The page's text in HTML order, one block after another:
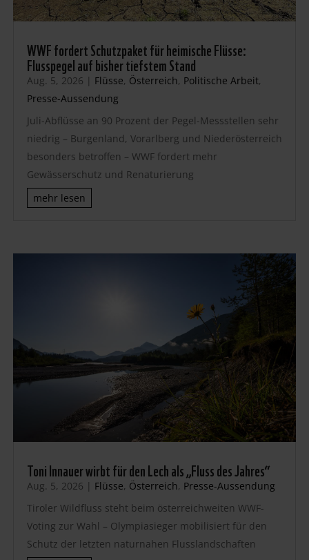
WWF fordert Schutzpaket für heimische Flüsse:
Flusspegel auf bisher tiefstem Stand
Aug. 5, 2026 | Flüsse, Österreich, Politische Arbeit,
Presse-Aussendung
Juli-Abflüsse an 90 Prozent der Pegel-Messstellen sehr
niedrig – Burgenland, Vorarlberg und Niederösterreich
besonders betroffen – WWF fordert mehr
Gewässerschutz und Renaturierung
mehr lesen
Toni Innauer wirbt für den Lech als „Fluss des Jahres“
Aug. 5, 2026 | Flüsse, Österreich, Presse-Aussendung
Tiroler Wildfluss steht beim österreichweiten WWF-
Voting zur Wahl – Olympiasieger mobilisiert für den
Schutz der letzten naturnahen Flusslandschaften